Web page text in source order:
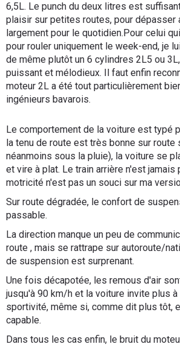
6,5L. Le punch du deux litres est
plaisir sur petites routes, pour dépasser
largement pour le quotidien.Pour celui
pour rouler uniquement le week-end, je
de même plutôt un 6 cylindres 2L5 ou
puissant et mélodieux. Il faut enfin
moteur 2L a été tout particulièrement
ingénieurs bavarois.
Le comportement de la voiture est typé
la tenu de route est très bonne sur route
néanmoins sous la pluie), la voiture se
et vire à plat. Le train arrière n'est jamais
motricité n'est pas un souci sur ma
Sur route dégradée, le confort de
passable.
La direction manque un peu de
route , mais se rattrape sur autoroute/
de suspension est surprenant.
Une fois décapotée, les remous d'air
jusqu'à 90 km/h et la voiture invite plus à
sportivité, même si, comme dit plus tôt,
capable.
Dans tous les cas enfin, le bruit du